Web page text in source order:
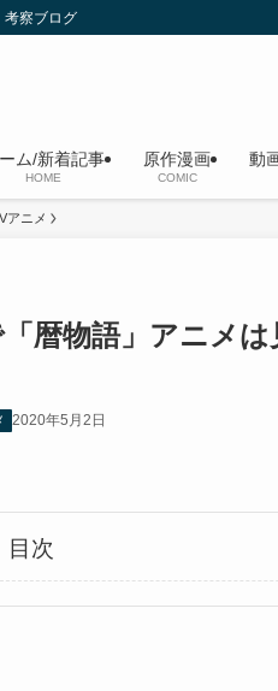
考察ブログ
ム/新着記事
HOME
原作漫画
COMIC
動
アニメ
暦物語」アニメ
2020年5月2日
目次